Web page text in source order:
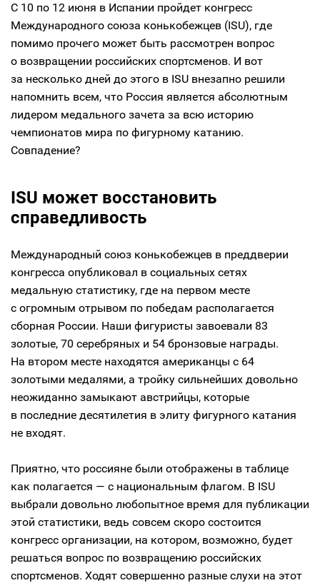
С 10 по 12 июня в Испании пройдет конгресс
Международного союза конькобежцев (ISU), где
помимо прочего может быть рассмотрен вопрос
о возвращении российских спортсменов. И вот
за несколько дней до этого в ISU внезапно решили
напомнить всем, что Россия является абсолютным
лидером медального зачета за всю историю
чемпионатов мира по фигурному катанию.
Совпадение?
ISU может восстановить
справедливость
Международный союз конькобежцев в преддверии
конгресса опубликовал в социальных сетях
медальную статистику, где на первом месте
с огромным отрывом по победам располагается
сборная России. Наши фигуристы завоевали 83
золотые, 70 серебряных и 54 бронзовые награды.
На втором месте находятся американцы с 64
золотыми медалями, а тройку сильнейших довольно
неожиданно замыкают австрийцы, которые
в последние десятилетия в элиту фигурного катания
не входят.
Приятно, что россияне были отображены в таблице
как полагается — с национальным флагом. В ISU
выбрали довольно любопытное время для публикации
этой статистики, ведь совсем скоро состоится
конгресс организации, на котором, возможно, будет
решаться вопрос по возвращению российских
спортсменов. Ходят совершенно разные слухи на этот